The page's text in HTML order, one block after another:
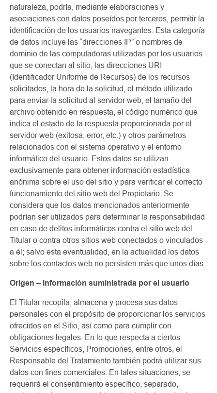
naturaleza, podría, mediante elaboraciones y
asociaciones con datos poseídos por terceros, permitir la
identificación de los usuarios navegantes. Esta categoría
de datos incluye las “direcciones IP” o nombres de
dominio de las computadoras utilizadas por los usuarios
que se conectan al sitio, las direcciones URI
(Identificador Uniforme de Recursos) de los recursos
solicitados, la hora de la solicitud, el método utilizado
para enviar la solicitud al servidor web, el tamaño del
archivo obtenido en respuesta, el código numérico que
indica el estado de la respuesta proporcionada por el
servidor web (exitosa, error, etc.) y otros parámetros
relacionados con el sistema operativo y el entorno
informático del usuario. Estos datos se utilizan
exclusivamente para obtener información estadística
anónima sobre el uso del sitio y para verificar el correcto
funcionamiento del sitio web del Propietario. Se
considera que los datos mencionados anteriormente
podrían ser utilizados para determinar la responsabilidad
en caso de delitos informáticos contra el sitio web del
Titular o contra otros sitios web conectados o vinculados
a él; salvo esta eventualidad, en la actualidad los datos
sobre los contactos web no persisten más que unos días.
Origen – Información suministrada por el usuario
El Titular recopila, almacena y procesa sus datos
personales con el propósito de proporcionar los servicios
ofrecidos en el Sitio, así como para cumplir con
obligaciones legales. En lo que respecta a ciertos
Servicios específicos, Promociones, entre otros, el
Responsable del Tratamiento también podrá utilizar sus
datos con fines comerciales. En tales situaciones, se
requerirá el consentimiento específico, separado,